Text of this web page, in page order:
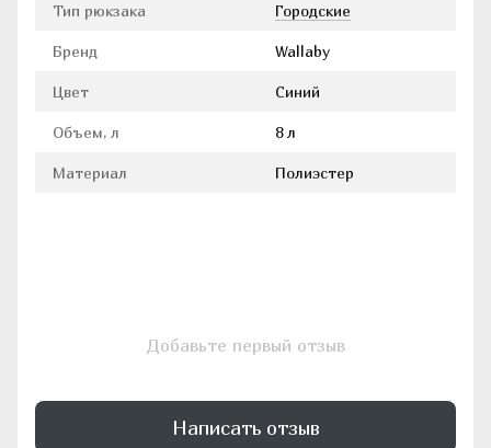
Тип рюкзака Городские
Бренд Wallaby
Цвет Синий
Объем, л 8 л
Материал Полиэстер
Добавьте первый отзыв
Написать отзыв